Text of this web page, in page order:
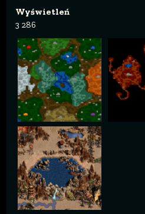
Wyświetleń
3 286